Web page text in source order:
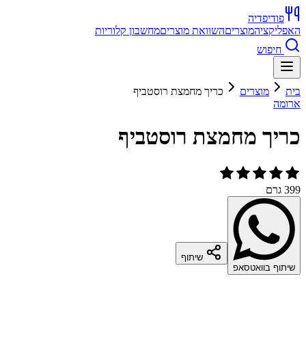
פודיפדיה
האפליקציהמוצריםהשוואת מוצריםמחשבון קלוריות
חיפוש
בית מוצרים
כריך מחמצת רוסטביף
ארומה
כריך מחמצת רוסטביף
399 גרם
שיתוף בוואטסאפ
שיתוף